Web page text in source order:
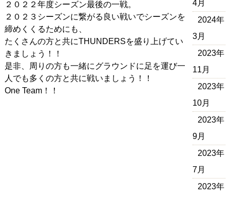
２０２２年度シーズン最後の一戦。
２０２３シーズンに繋がる良い戦いでシーズンを
締めくくるためにも、
たくさんの方と共にTHUNDERSを盛り上げてい
きましょう！！
是非、周りの方も一緒にグラウンドに足を運び一
人でも多くの方と共に戦いましょう！！
One Team！！
4月
2024年
3月
2023年
11月
2023年
10月
2023年
9月
2023年
7月
2023年